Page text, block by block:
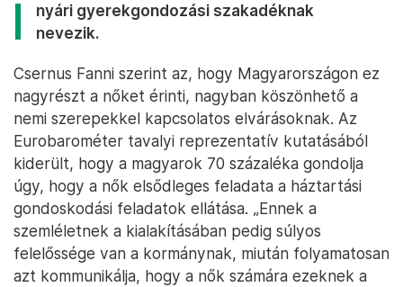
nyári gyerekgondozási szakadéknak
nevezik.
Csernus Fanni szerint az, hogy Magyarországon ez
nagyrészt a nőket érinti, nagyban köszönhető a
nemi szerepekkel kapcsolatos elvárásoknak. Az
Eurobarométer tavalyi reprezentatív kutatásából
kiderült, hogy a magyarok 70 százaléka gondolja
úgy, hogy a nők elsődleges feladata a háztartási
gondoskodási feladatok ellátása. „Ennek a
szemléletnek a kialakításában pedig súlyos
felelőssége van a kormánynak, miután folyamatosan
azt kommunikálja, hogy a nők számára ezeknek a